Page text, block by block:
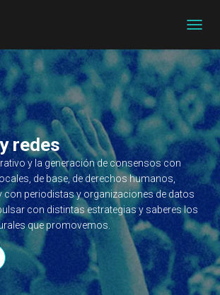
MODO
DE
redes
y la generación de consensos con
de base, de derechos humanos,
con periodistas y organizaciones de datos
con distintas estrategias y saberes los
que promovemos.